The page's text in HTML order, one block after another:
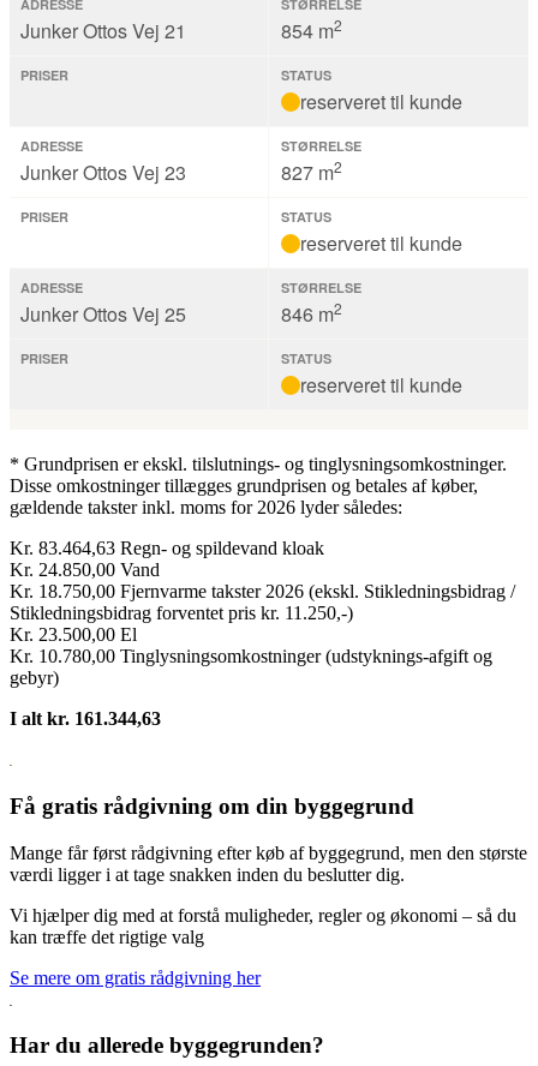
* Grundprisen er ekskl. tilslutnings- og tinglysningsomkostninger.
Disse omkostninger tillægges grundprisen og betales af køber,
gældende takster inkl. moms for 2026 lyder således:
Kr. 83.464,63 Regn- og spildevand kloak
Kr. 24.850,00 Vand
Kr. 18.750,00 Fjernvarme takster 2026 (ekskl. Stikledningsbidrag /
Stikledningsbidrag forventet pris kr. 11.250,-)
Kr. 23.500,00 El
Kr. 10.780,00 Tinglysningsomkostninger (udstyknings-afgift og
gebyr)
I alt kr. 161.344,63
Få gratis rådgivning om din byggegrund
Mange får først rådgivning efter køb af byggegrund, men den største
værdi ligger i at tage snakken inden du beslutter dig.
Vi hjælper dig med at forstå muligheder, regler og økonomi – så du
kan træffe det rigtige valg
Se mere om gratis rådgivning her
Har du allerede byggegrunden?